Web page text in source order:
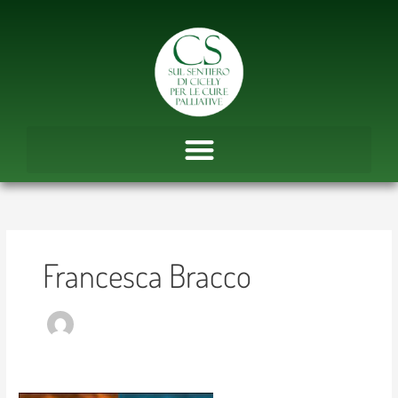
Francesca Bracco